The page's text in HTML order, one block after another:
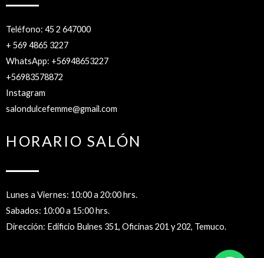
Teléfono: 45 2 647000
+ 569 4865 3227
WhatsApp: +56948653227
+56983578872
Instagram
salondulcefemme@gmail.com
HORARIO SALÓN
Lunes a Viernes: 10:00 a 20:00 hrs.
Sabados: 10:00 a 15:00 hrs.
Dirección: Edificio Bulnes 351, Oficinas 201 y 202, Temuco.